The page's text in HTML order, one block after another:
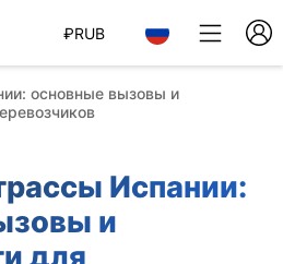
₽RUB
основные вызовы и
Испании:
и